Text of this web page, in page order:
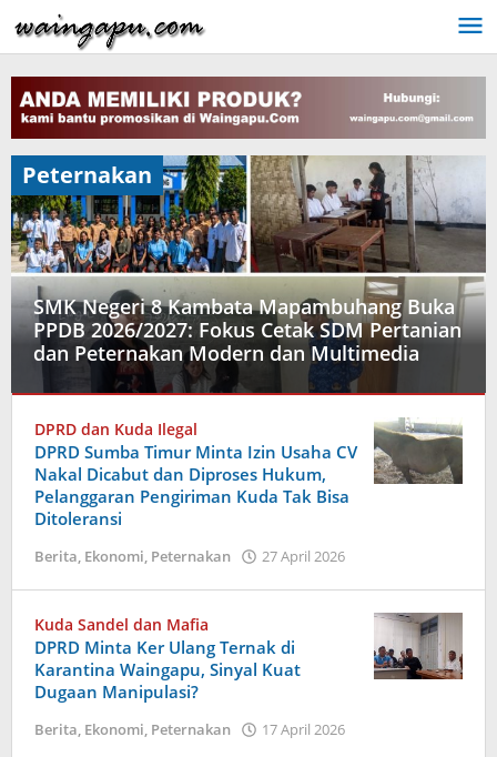
ke
konten
SMK Negeri 8 Kambata Mapambuhang Buka
PPDB 2026/2027: Fokus Cetak SDM Pertanian
dan Peternakan Modern dan Multimedia
Pembangunan
Pendidikan,
Peternakan,
Sosial
oleh
Dion
Umbu
Ana
Lodu
Peternakan
DPRD dan Kuda Ilegal
DPRD Sumba Timur Minta Izin Usaha CV
Nakal Dicabut dan Diproses Hukum,
Pelanggaran Pengiriman Kuda Tak Bisa
Ditoleransi
Berita, Ekonomi, Peternakan 27 April 2026
Umbu
Ana
Kuda Sandel dan Mafia
DPRD Minta Ker Ulang Ternak di
Karantina Waingapu, Sinyal Kuat
Dugaan Manipulasi?
Berita, Ekonomi, Peternakan 17 April 2026